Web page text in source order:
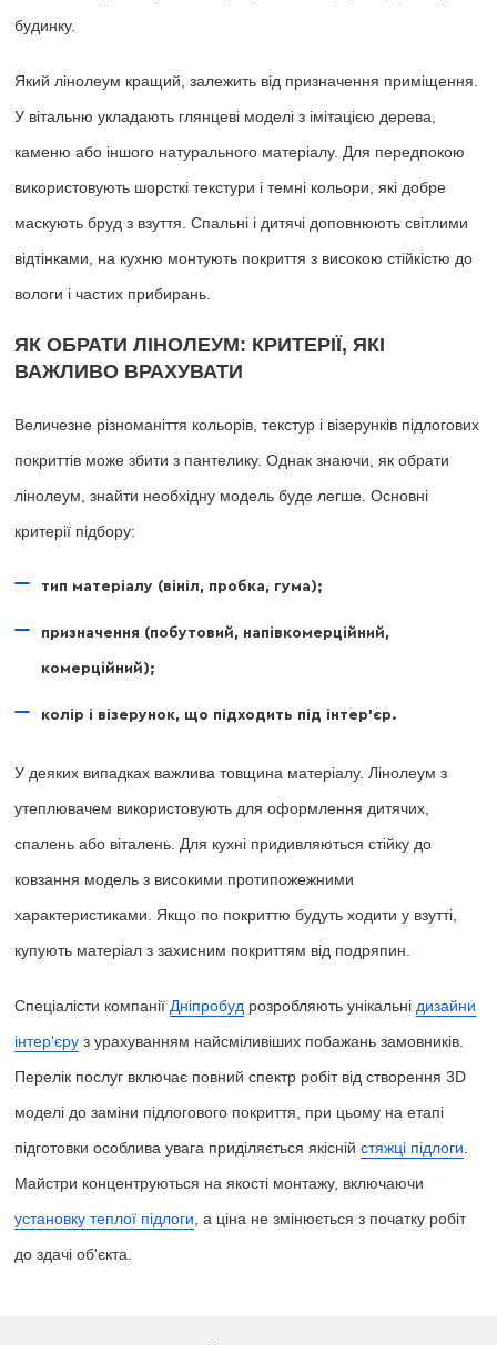
будинку.
Який лінолеум кращий, залежить від призначення приміщення.
У вітальню укладають глянцеві моделі з імітацією дерева,
каменю або іншого натурального матеріалу. Для передпокою
використовують шорсткі текстури і темні кольори, які добре
маскують бруд з взуття. Спальні і дитячі доповнюють світлими
відтінками, на кухню монтують покриття з високою стійкістю до
вологи і частих прибирань.
ЯК ОБРАТИ ЛІНОЛЕУМ: КРИТЕРІЇ, ЯКІ
ВАЖЛИВО ВРАХУВАТИ
Величезне різноманіття кольорів, текстур і візерунків підлогових
покриттів може збити з пантелику. Однак знаючи, як обрати
лінолеум, знайти необхідну модель буде легше. Основні
критерії підбору:
тип матеріалу (вініл, пробка, гума);
призначення (побутовий, напівкомерційний,
комерційний);
колір і візерунок, що підходить під інтер'єр.
У деяких випадках важлива товщина матеріалу. Лінолеум з
утеплювачем використовують для оформлення дитячих,
спалень або віталень. Для кухні придивляються стійку до
ковзання модель з високими протипожежними
характеристиками. Якщо по покриттю будуть ходити у взутті,
купують матеріал з захисним покриттям від подряпин.
Спеціалісти компанії Дніпробуд розробляють унікальні дизайни
інтер'єру з урахуванням найсміливіших побажань замовників.
Перелік послуг включає повний спектр робіт від створення 3D
моделі до заміни підлогового покриття, при цьому на етапі
підготовки особлива увага приділяється якісній стяжці підлоги
Майстри концентруються на якості монтажу, включаючи
установку теплої підлоги , а ціна не змінюється з початку робіт
до здачі об'єкта.